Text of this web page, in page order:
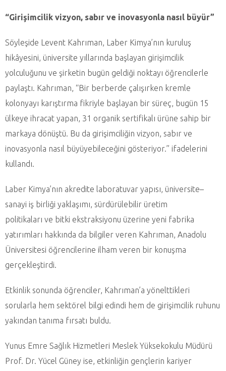
“Girişimcilik vizyon, sabır ve inovasyonla nasıl büyür”
Söyleşide Levent Kahrıman, Laber Kimya’nın kuruluş
hikâyesini, üniversite yıllarında başlayan girişimcilik
yolculuğunu ve şirketin bugün geldiği noktayı öğrencilerle
paylaştı. Kahrıman, “Bir berberde çalışırken kremle
kolonyayı karıştırma fikriyle başlayan bir süreç, bugün 15
ülkeye ihracat yapan, 31 organik sertifikalı ürüne sahip bir
markaya dönüştü. Bu da girişimciliğin vizyon, sabır ve
inovasyonla nasıl büyüyebileceğini gösteriyor.” ifadelerini
kullandı.
Laber Kimya’nın akredite laboratuvar yapısı, üniversite–
sanayi iş birliği yaklaşımı, sürdürülebilir üretim
politikaları ve bitki ekstraksiyonu üzerine yeni fabrika
yatırımları hakkında da bilgiler veren Kahrıman, Anadolu
Üniversitesi öğrencilerine ilham veren bir konuşma
gerçekleştirdi.
Etkinlik sonunda öğrenciler, Kahrıman’a yönelttikleri
sorularla hem sektörel bilgi edindi hem de girişimcilik ruhunu
yakından tanıma fırsatı buldu.
Yunus Emre Sağlık Hizmetleri Meslek Yüksekokulu Müdürü
Prof. Dr. Yücel Güney ise, etkinliğin gençlerin kariyer